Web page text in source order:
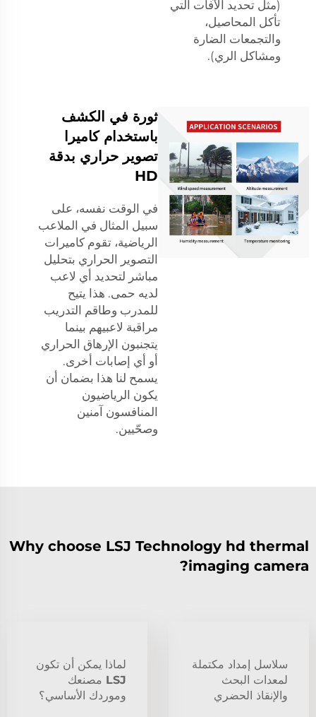
(مثل تحديد الآفات التي
تأكل المحاصيل،
والتجمعات الضارة
ومشاكل الري).
ثورة في الكشف
باستخدام كاميرا
تصوير حراري بدقة
HD
في الوقت نفسه، على
سبيل المثال في الملاعب
الرياضية، تقوم كاميرات
التصوير الحراري بتحليل
مباشر لتحديد أي لاعب
لديه حمى. هذا يتيح
للمدرب وطاقم التدريب
مراقبة لاعبيهم بينما
يتجنبون الإرهاق الحراري
أو أي إصابات أخرى.
يسمح لنا هذا بضمان أن
يكون الرياضيون
المنافسون آمنين
وصحّيين.
Why choose LSJ Technology hd thermal
imaging camera?
سلاسل إمداد مكتملة
لمعدات البحث
والإنقاذ الحضري
لماذا يمكن أن تكون
LSJ مصنعك
وموردك الأساسي؟